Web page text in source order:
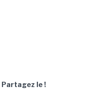
Partagez le !